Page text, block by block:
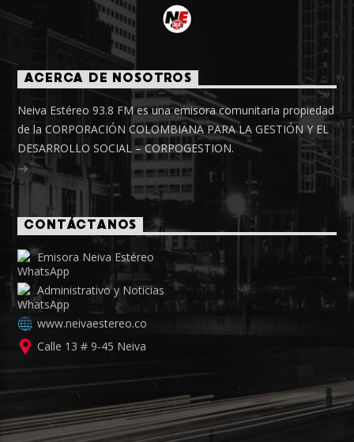
ACERCA DE NOSOTROS
Neiva Estéreo 93.8 FM es una emisora comunitaria propiedad
de la CORPORACIÓN COLOMBIANA PARA LA GESTIÓN Y EL
DESARROLLO SOCIAL – CORPOGESTION.
CONTÁCTANOS
Emisora Neiva Estéreo
Administrativo y Noticias
www.neivaestereo.co
Calle 13 # 9-45 Neiva